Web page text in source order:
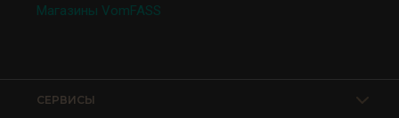
Магазины VomFASS
СЕРВИСЫ